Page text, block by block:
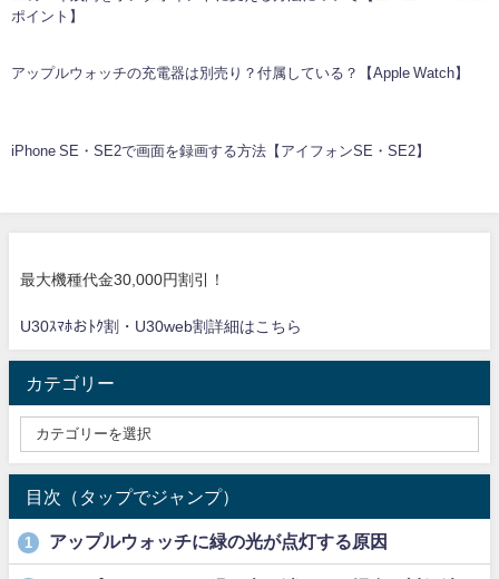
ポイント】
アップルウォッチの充電器は別売り？付属している？【Apple Watch】
iPhone SE・SE2で画面を録画する方法【アイフォンSE・SE2】
最大機種代金30,000円割引！
U30ｽﾏﾎおﾄｸ割・U30web割詳細はこちら
カテゴリー
目次（タップでジャンプ）
1 アップルウォッチに緑の光が点灯する原因